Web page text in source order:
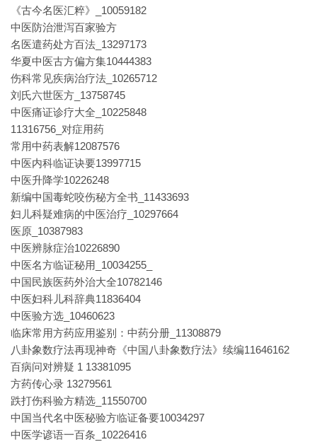
《古今名医汇粹》_10059182
中医防治泄泻百家验方
名医遣药处方百法_13297173
华夏中医古方偏方集10444383
伤科常见疾病治疗法_10265712
刘氏六世医方_13758745
中医痛证诊疗大全_10225848
11316756_对症用药
常用中药表解12087576
中医内科临证诀要13997715
中医升降学10226248
新编中国毒蛇咬伤秘方全书_11433693
妇儿科疑难病的中医治疗_10297664
医原_10387983
中医辨脉症治10226890
中医名方临证秘用_10034255_
中国民族医药外治大全10782146
中医妇科儿科辞典11836404
中医验方选_10460623
临床常用方药应用鉴别：中药分册_11308879
八卦象数疗法再现神奇《中国八卦象数疗法》续编11646162
百病问对辨疑 1 13381095
方药传心录 13279561
跌打伤科验方精选_11550700
中国当代名中医秘验方临证备要10034297
中医学谚语一百条_10226416